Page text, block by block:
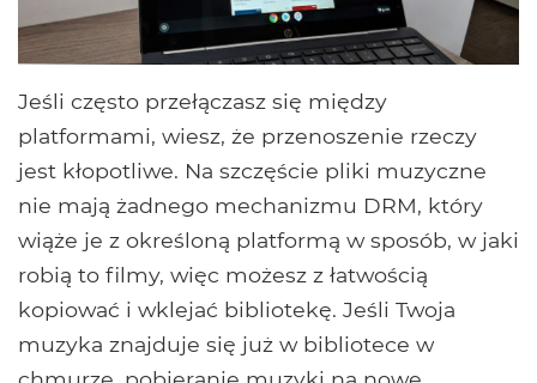
Jeśli często przełączasz się między
platformami, wiesz, że przenoszenie rzeczy
jest kłopotliwe. Na szczęście pliki muzyczne
nie mają żadnego mechanizmu DRM, który
wiąże je z określoną platformą w sposób, w jaki
robią to filmy, więc możesz z łatwością
kopiować i wklejać bibliotekę. Jeśli Twoja
muzyka znajduje się już w bibliotece w